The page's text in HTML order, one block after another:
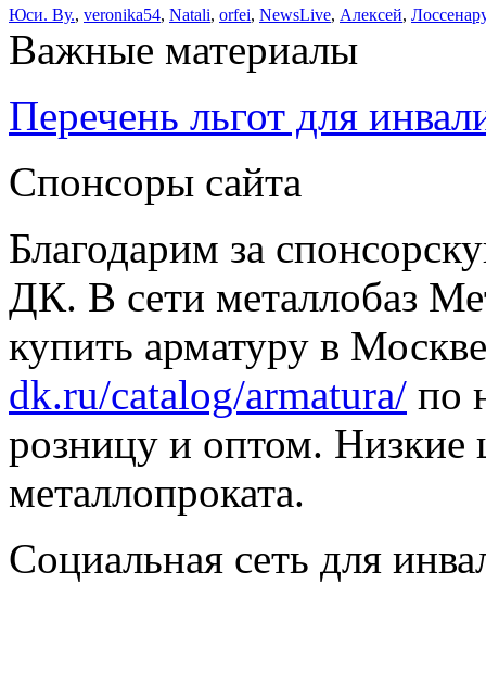
Юси. Ву., veronika54, Natali, orfei, NewsLive, Алексей,
Важные материалы
Перечень льгот для
Спонсоры сайта
Благодарим за
ДК. В сети металлобаз
купить арматуру в
dk.ru/catalog/armatura/ по
розницу и оптом. Низкие
металлопроката.
Социальная сеть для